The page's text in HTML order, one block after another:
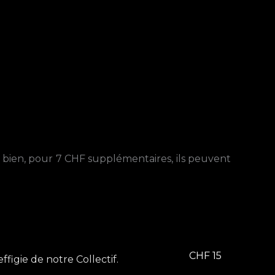
pour 7 CHF supplémentaires, ils peuvent
de notre Collectif. CHF 15